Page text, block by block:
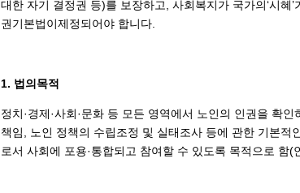
대한 자기 결정권 등)를 보장하고, 사회복지가 국가의‘시혜
권기본법이제정되어야 합니다.
1. 법의목적
정치·경제·사회·문화 등 모든 영역에서 노인의 인권을 확
책임, 노인 정책의 수립조정 및 실태조사 등에 관한 기본
로서 사회에 포용·통합되고 참여할 수 있도록 목적으로 함(